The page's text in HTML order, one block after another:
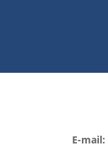
E-mail: